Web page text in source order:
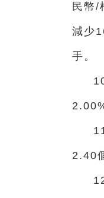
民幣/
減少
手。
2.40